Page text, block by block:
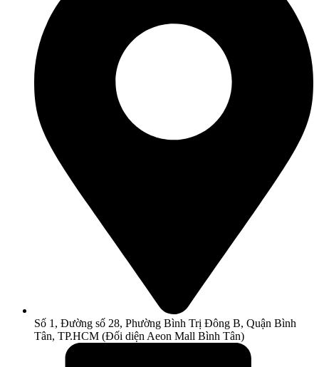
Số 1, Đường số 28, Phường Bình Trị Đông B, Quận Bình
Tân, TP.HCM (Đối diện Aeon Mall Bình Tân)